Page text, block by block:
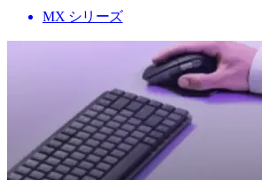
MX シリーズ